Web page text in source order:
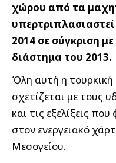
χώρου από τα
2014 σε σύγκριση
διάστημα του 2013.
Όλη αυτή η
σχετίζεται με τους
και τις εξελίξεις
στον ενεργειακό
Μεσογείου.